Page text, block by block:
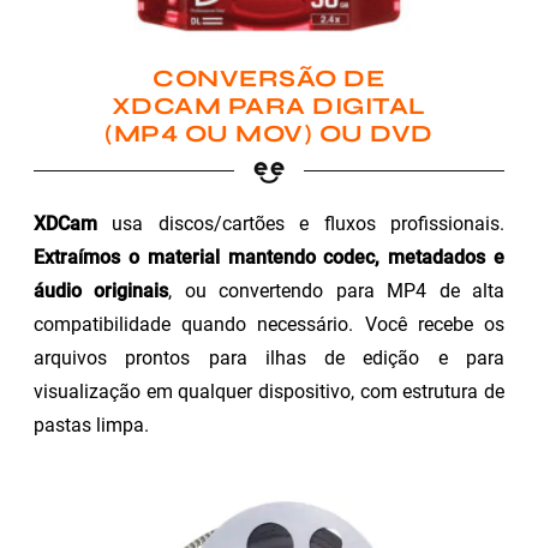
CONVERSÃO DE
XDCAM PARA DIGITAL
(MP4 OU MOV) OU DVD
XDCam usa discos/cartões e fluxos profissionais.
Extraímos o material mantendo codec, metadados e
áudio originais, ou convertendo para MP4 de alta
compatibilidade quando necessário. Você recebe os
arquivos prontos para ilhas de edição e para
visualização em qualquer dispositivo, com estrutura de
pastas limpa.